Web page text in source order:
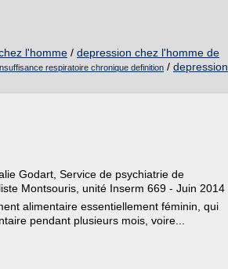
l'homme / depression chez l'homme de
respiratoire chronique definition / depression
Godart, Service de psychiatrie de
Montsouris, unité Inserm 669 - Juin 2014
alimentaire essentiellement féminin, qui
pendant plusieurs mois, voire...